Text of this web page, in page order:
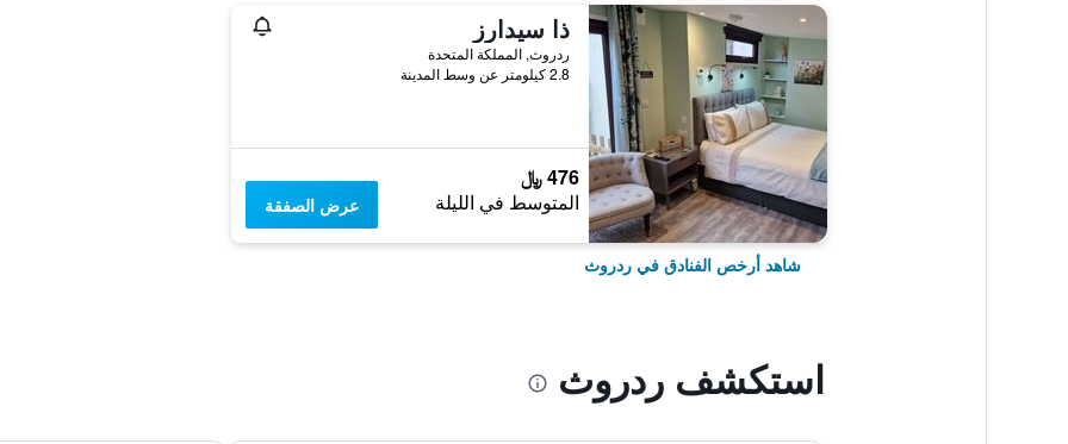
ذا سيدارز
ردروث, المملكة المتحدة
2.8 كيلومتر عن وسط المدينة
476 ﷼
المتوسط في الليلة عرض الصفقة
شاهد أرخص الفنادق في ردروث
استكشف ردروث